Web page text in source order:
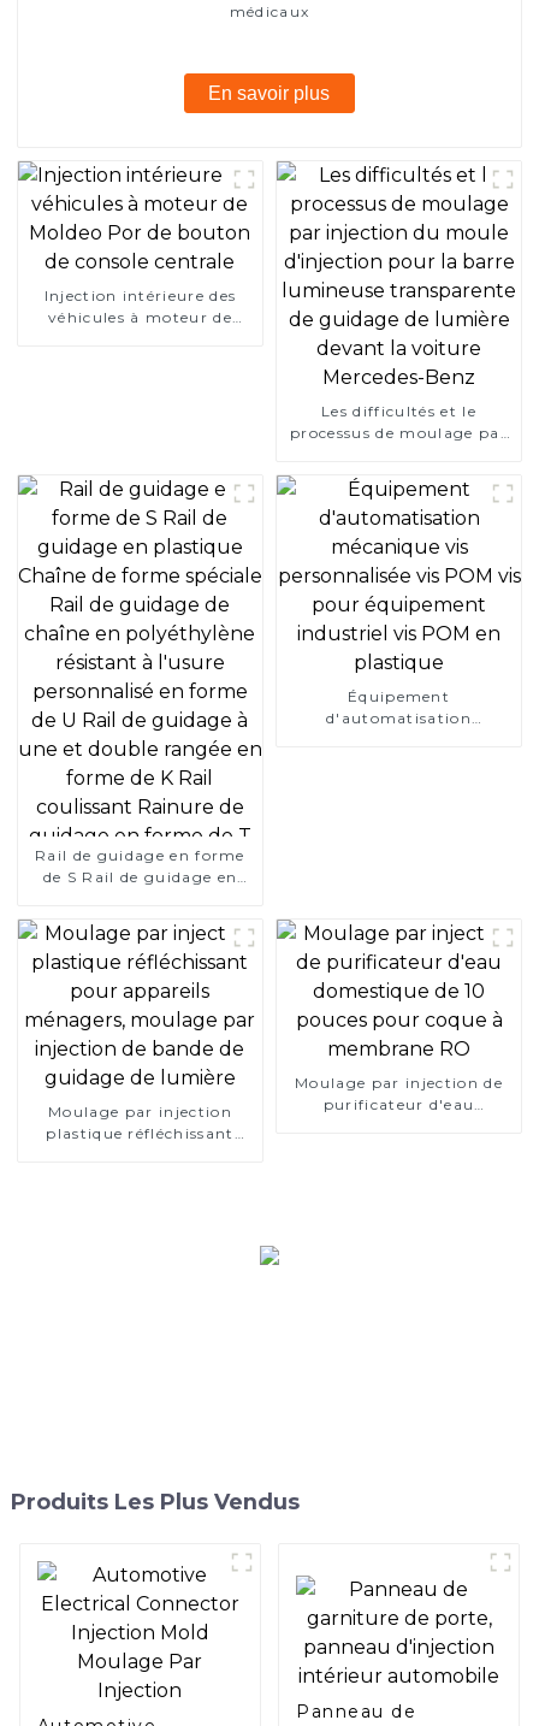
médicaux
En savoir plus
Injection intérieure des
véhicules à moteur de
Les difficultés et le
processus de moulage par
d'injection pour la barre
lumineuse transparente de
guidage de lumière devant
la voiture Mercedes-Benz
Rail de guidage en forme
de S Rail de guidage en
spéciale Rail de guidage de
chaîne en polyéthylène
résistant à l'usure
personnalisé en forme de U
Rail de guidage à une et
double rangée en forme de
K Rail coulissant Rainure
de guidage en forme de T
Équipement
d'automatisation
Moulage par injection
plastique réfléchissant
Moulage par injection de
purificateur d'eau
Produits Les Plus Vendus
Panneau de